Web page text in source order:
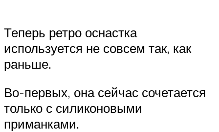
Теперь ретро оснастка
используется не совсем так, как
раньше.
Во-первых, она сейчас сочетается
только с силиконовыми
приманками.